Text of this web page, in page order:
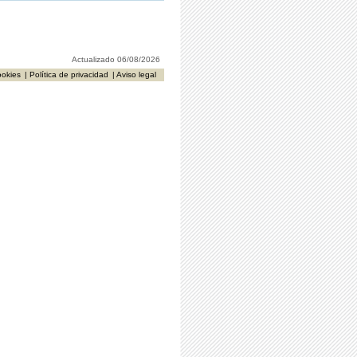
Actualizado 06/08/2026
| Aviso legal
| Política de privacidad